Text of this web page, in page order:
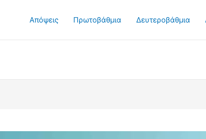
Απόψεις Πρωτοβάθμια Δευτεροβάθμια